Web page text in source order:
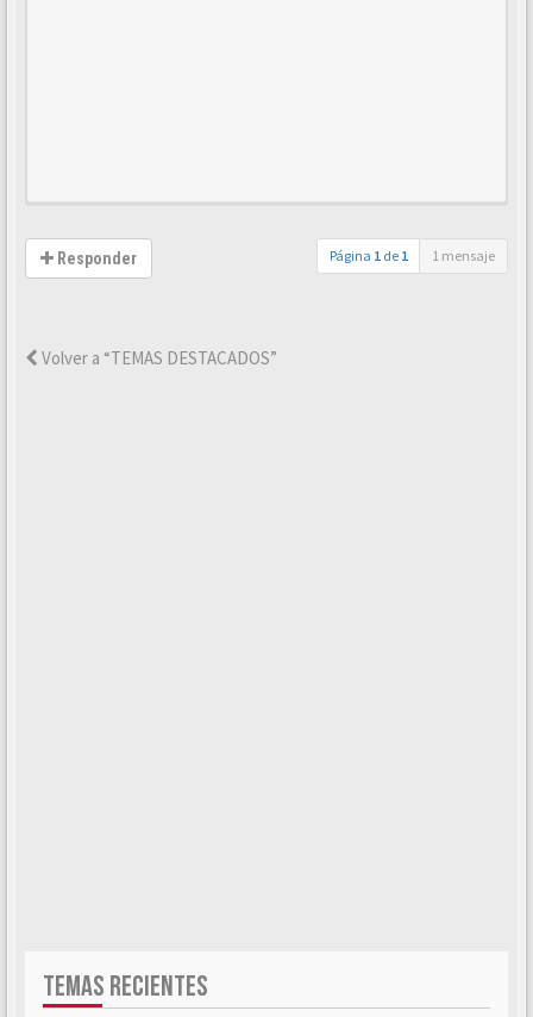
Responder Página 1 de 1 1 mensaje
Volver a “TEMAS DESTACADOS”
TEMAS RECIENTES